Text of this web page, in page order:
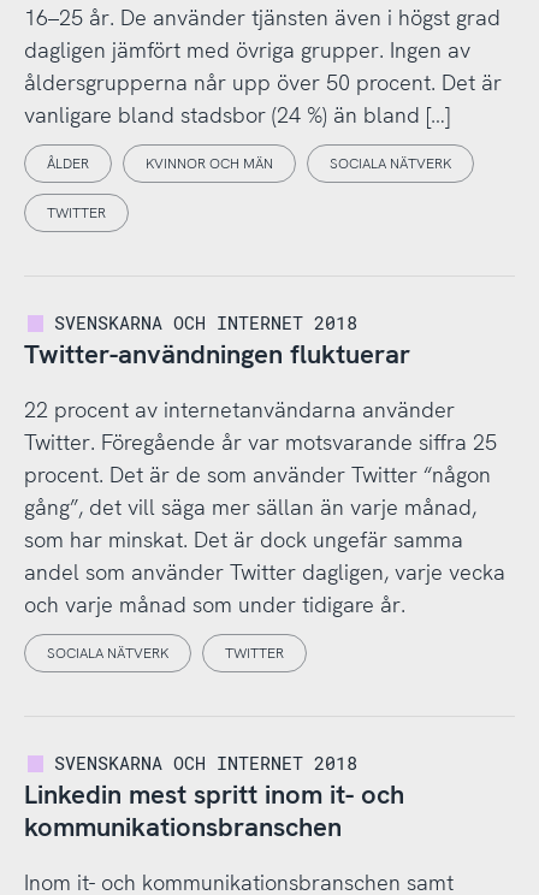
16–25 år. De använder tjänsten även i högst grad
dagligen jämfört med övriga grupper. Ingen av
åldersgrupperna når upp över 50 procent. Det är
vanligare bland stadsbor (24 %) än bland […]
ÅLDER KVINNOR OCH MÄN SOCIALA NÄTVERK
TWITTER
SVENSKARNA OCH INTERNET 2018
Twitter-användningen fluktuerar
22 procent av internetanvändarna använder
Twitter. Föregående år var motsvarande siffra 25
procent. Det är de som använder Twitter “någon
gång”, det vill säga mer sällan än varje månad,
som har minskat. Det är dock ungefär samma
andel som använder Twitter dagligen, varje vecka
och varje månad som under tidigare år.
SOCIALA NÄTVERK TWITTER
SVENSKARNA OCH INTERNET 2018
Linkedin mest spritt inom it- och
kommunikationsbranschen
Inom it- och kommunikationsbranschen samt